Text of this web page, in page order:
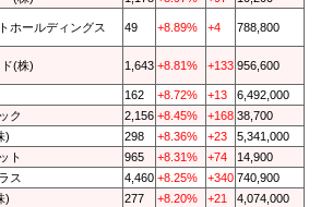
ホールディングス 49 +8.89% +4 788,800
(株) 1,643 +8.81% +133 956,600
162 +8.72% +13
6,492,000
ク 2,156 +8.45% +168 38,700
) 298 +8.36% +23
5,341,000
ト 965 +8.31% +74
14,900
ス 4,460 +8.25% +340 740,900
) 277 +8.20% +21
4,074,000